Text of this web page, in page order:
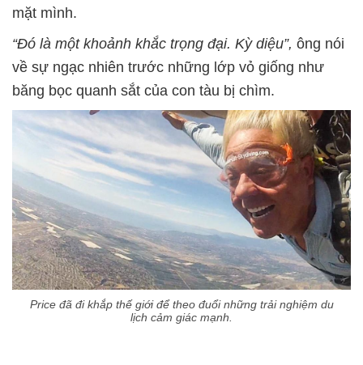
mặt mình.
“Đó là một khoảnh khắc trọng đại. Kỳ diệu”, ông nói
về sự ngạc nhiên trước những lớp vỏ giống như
băng bọc quanh sắt của con tàu bị chìm.
Price đã đi khắp thế giới để theo đuổi những trải nghiệm du
lịch cảm giác mạnh.